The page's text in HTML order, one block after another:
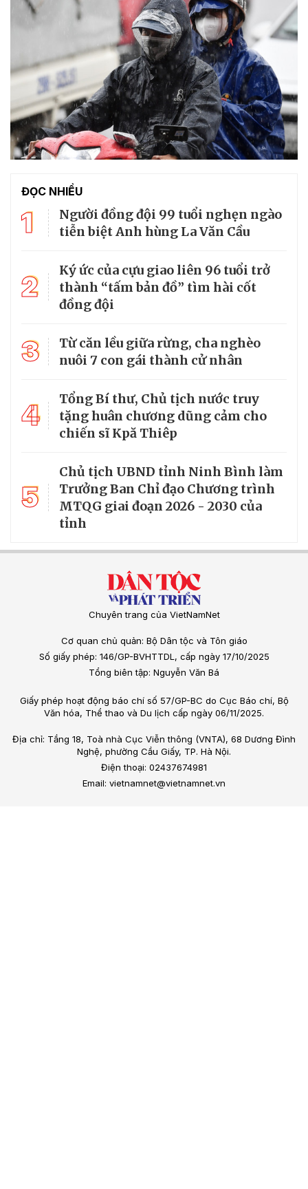
ĐỌC NHIỀU
1
Người đồng đội 99 tuổi nghẹn ngào
tiễn biệt Anh hùng La Văn Cầu
2
Ký ức của cựu giao liên 96 tuổi trở
thành “tấm bản đồ” tìm hài cốt
đồng đội
3
Từ căn lều giữa rừng, cha nghèo
nuôi 7 con gái thành cử nhân
4
Tổng Bí thư, Chủ tịch nước truy
tặng huân chương dũng cảm cho
chiến sĩ Kpă Thiêp
5
Chủ tịch UBND tỉnh Ninh Bình làm
Trưởng Ban Chỉ đạo Chương trình
MTQG giai đoạn 2026 - 2030 của
tỉnh
Chuyên trang của VietNamNet
Cơ quan chủ quản: Bộ Dân tộc và Tôn giáo
Số giấy phép: 146/GP-BVHTTDL, cấp ngày 17/10/2025
Tổng biên tập: Nguyễn Văn Bá
Giấy phép hoạt động báo chí số 57/GP-BC do Cục Báo chí, Bộ
Văn hóa, Thể thao và Du lịch cấp ngày 06/11/2025.
Địa chỉ: Tầng 18, Toà nhà Cục Viễn thông (VNTA), 68 Dương Đình
Nghệ, phường Cầu Giấy, TP. Hà Nội.
Điện thoại: 02437674981
Email: vietnamnet@vietnamnet.vn